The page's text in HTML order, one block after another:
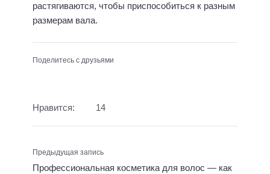
растягиваются, чтобы приспособиться к разным
размерам вала.
Поделитесь с друзьями
Нравится: 14
Предыдущая запись
Профессиональная косметика для волос — как